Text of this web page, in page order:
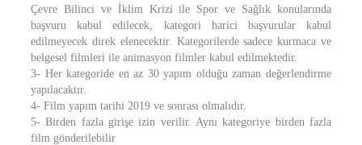
Çevre Bilinci ve İklim Krizi ile Spor ve Sağlık konularında
başvuru kabul edilecek, kategori harici başvurular kabul
edilmeyecek direk elenecektir. Kategorilerde sadece kurmaca ve
belgesel filmleri ile animasyon filmler kabul edilmektedir.
3- Her kategoride en az 30 yapım olduğu zaman değerlendirme
yapılacaktır.
4- Film yapım tarihi 2019 ve sonrası olmalıdır.
5- Birden fazla girişe izin verilir. Aynı kategoriye birden fazla
film gönderilebilir